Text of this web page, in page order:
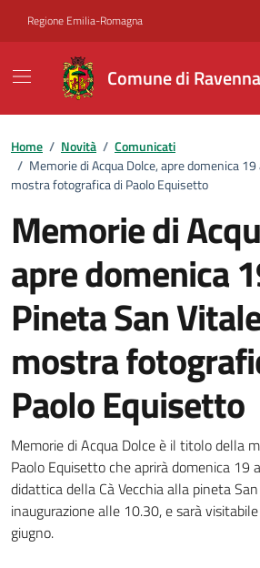
Regione Emilia-Romagna
Comune di Ravenna
Home / Novità / Comunicati
/ Memorie di Acqua Dolce, apre domenica
mostra fotografica di Paolo Equisetto
Memorie di
apre domenica
Pineta San
mostra
Paolo Equisetto
Dettagli della
Memorie di Acqua Dolce è il titolo della
Paolo Equisetto che aprirà domenica 19
didattica della Cà Vecchia alla pineta
inaugurazione alle 10.30, e sarà
giugno.